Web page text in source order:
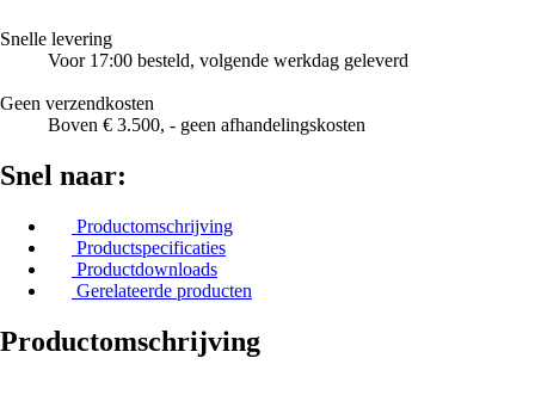
Snelle levering
Voor 17:00 besteld, volgende werkdag geleverd
Geen verzendkosten
Boven € 3.500, - geen afhandelingskosten
Snel naar:
Productomschrijving
Productspecificaties
Productdownloads
Gerelateerde producten
Productomschrijving